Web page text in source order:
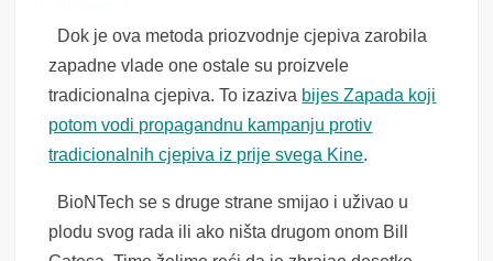
Dok je ova metoda priozvodnje cjepiva zarobila
zapadne vlade one ostale su proizvele
tradicionalna cjepiva. To izaziva bijes Zapada koji
potom vodi propagandnu kampanju protiv
tradicionalnih cjepiva iz prije svega Kine.
BioNTech se s druge strane smijao i uživao u
plodu svog rada ili ako ništa drugom onom Bill